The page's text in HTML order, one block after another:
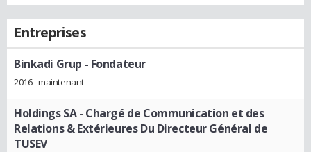
Entreprises
Binkadi Grup - Fondateur
2016 - maintenant
Holdings SA- Chargé de Communication et des
Relations & Extérieures Du Directeur Général de
TUSEV